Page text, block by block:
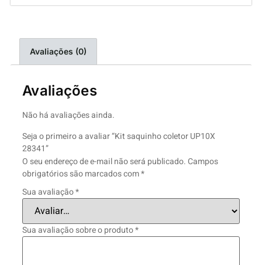
Avaliações (0)
Avaliações
Não há avaliações ainda.
Seja o primeiro a avaliar “Kit saquinho coletor UP10X
28341”
O seu endereço de e-mail não será publicado.Campos
obrigatórios são marcados com*
Sua avaliação*
Sua avaliação sobre o produto*